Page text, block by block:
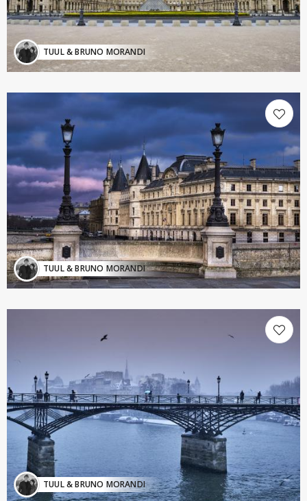
TUUL & BRUNO MORANDI
TUUL & BRUNO MORANDI
TUUL & BRUNO MORANDI